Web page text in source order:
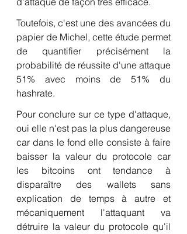
Toutefois, c'est une des avancées du
papier de Michel, cette étude permet
de quantifier précisément la
probabilité de réussite d'une attaque
51% avec moins de 51% du
hashrate.
Pour conclure sur ce type d'attaque,
oui elle n'est pas la plus dangereuse
car dans le fond elle consiste à faire
baisser la valeur du protocole car
les bitcoins ont tendance à
disparaître des wallets sans
explication de temps à autre et
mécaniquement l'attaquant va
détruire la valeur du protocole qu'il